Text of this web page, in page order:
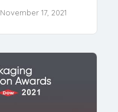
November 17, 2021